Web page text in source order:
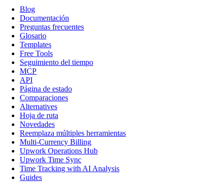
Blog
Documentación
Preguntas frecuentes
Glosario
Templates
Free Tools
Seguimiento del tiempo
MCP
API
Página de estado
Comparaciones
Alternatives
Hoja de ruta
Novedades
Reemplaza múltiples herramientas
Multi-Currency Billing
Upwork Operations Hub
Upwork Time Sync
Time Tracking with AI Analysis
Guides